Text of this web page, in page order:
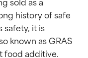
history of safe
safety, it is
known as GRAS